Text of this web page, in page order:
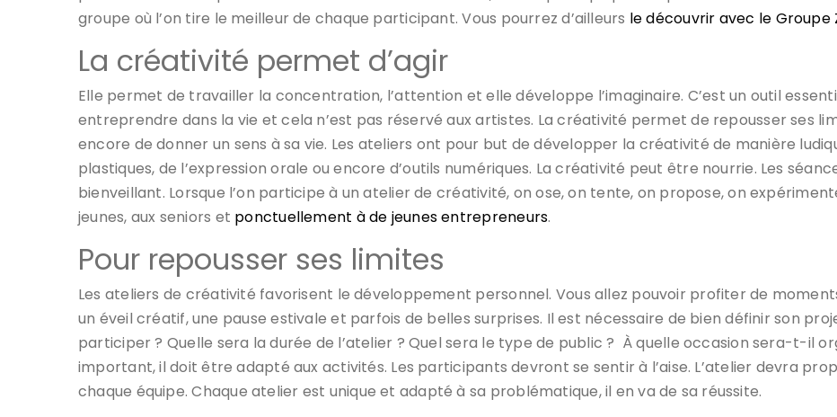
groupe où l’on tire le meilleur de chaque participant. Vous pourrez d’ailleurs le découvrir avec le Groupe
La créativité permet d’agir
Elle permet de travailler la concentration, l’attention et elle développe l’imaginaire. C’est un outil
entreprendre dans la vie et cela n’est pas réservé aux artistes. La créativité permet de repousser ses
encore de donner un sens à sa vie. Les ateliers ont pour but de développer la créativité de manière
plastiques, de l’expression orale ou encore d’outils numériques. La créativité peut être nourrie. Les
bienveillant. Lorsque l’on participe à un atelier de créativité, on ose, on tente, on propose, on
jeunes, aux seniors et ponctuellement à de jeunes entrepreneurs.
Pour repousser ses limites
Les ateliers de créativité favorisent le développement personnel. Vous allez pouvoir profiter de
un éveil créatif, une pause estivale et parfois de belles surprises. Il est nécessaire de bien définir son
participer ? Quelle sera la durée de l’atelier ? Quel sera le type de public ? À quelle occasion sera-t-il
important, il doit être adapté aux activités. Les participants devront se sentir à l’aise. L’atelier devra
chaque équipe. Chaque atelier est unique et adapté à sa problématique, il en va de sa réussite.